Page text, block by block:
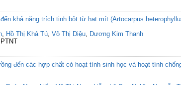
khả năng trích tinh bột từ hạt mít (Artocarpus
, Hồ Thị Khả Tú, Võ Thị Diệu, Dương Kim Thanh
đến các hợp chất có hoạt tính sinh học và hoạt tính